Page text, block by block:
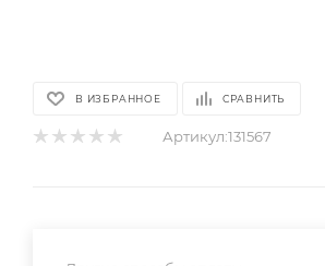
В ИЗБРАННОЕ СРАВНИТЬ
Артикул:131567